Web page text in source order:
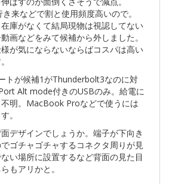
来などで割と使用頻度高いので。
庫がなくて結局現物は視認してない
画などをみて候補から外しました。
が気にならないならばコスパは高い
トが候補1がThunderbolt3なのに対
Alt mode付きのUSBのみ。給電に
明。MacBook Proなどで使うには
。
デザインでしょうか。端子が下向き
ゴチャゴチャするコネクタ周りが見
い場所に設置するなど背面の見た目
もアリかと。